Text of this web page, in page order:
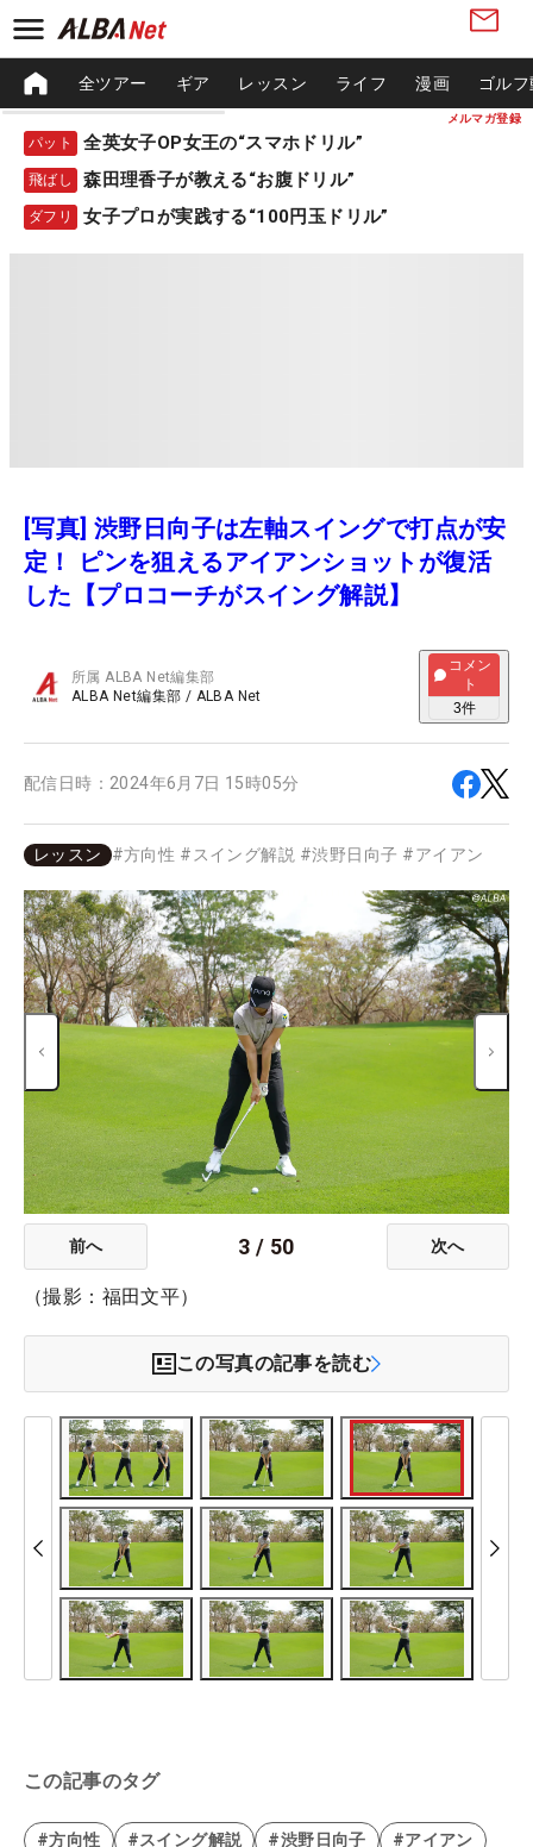
メルマガ登録
全ツアー ギア レッスン ライフ 漫画 ゴル
パット 全英女子OP女王の“スマホドリル”
飛ばし 森田理香子が教える“お腹ドリル”
ダフリ 女子プロが実践する“100円玉ドリル”
[写真] 渋野日向子は左軸スイングで打点が安
定！ ピンを狙えるアイアンショットが復活
した【プロコーチがスイング解説】
所属ALBA Net編集部
ALBA Net編集部 / ALBA Net
コメン
ト
3件
配信日時： 2024年6月7日 15時05分
レッスン #方向性 # スイング解説 #渋野日向子 #アイアン
前へ 3 / 50 次へ
（撮影：福田文平）
この写真の記事を読む
この記事のタグ
#方向性 #スイング解説 #渋野日向子 #アイアン